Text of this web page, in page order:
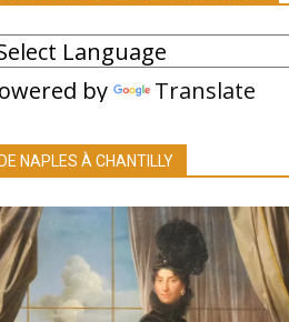
by Translate
NAPLES À CHANTILLY